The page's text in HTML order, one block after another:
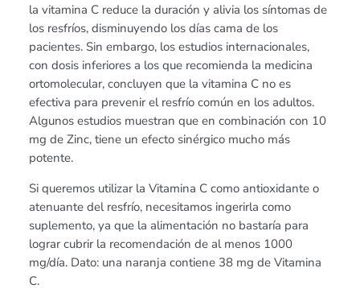
la vitamina C reduce la duración y alivia los síntomas de
los resfríos, disminuyendo los días cama de los
pacientes. Sin embargo, los estudios internacionales,
con dosis inferiores a los que recomienda la medicina
ortomolecular, concluyen que la vitamina C no es
efectiva para prevenir el resfrío común en los adultos.
Algunos estudios muestran que en combinación con 10
mg de Zinc, tiene un efecto sinérgico mucho más
potente.
Si queremos utilizar la Vitamina C como antioxidante o
atenuante del resfrío, necesitamos ingerirla como
suplemento, ya que la alimentación no bastaría para
lograr cubrir la recomendación de al menos 1000
mg/día. Dato: una naranja contiene 38 mg de Vitamina
C.